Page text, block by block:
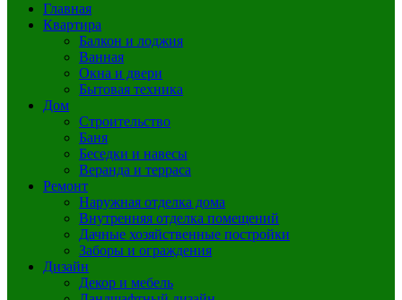
Главная
Квартира
Балкон и лоджия
Ванная
Окна и двери
Бытовая техника
Дом
Строительство
Баня
Беседки и навесы
Веранда и терраса
Ремонт
Наружная отделка дома
Внутренняя отделка помещений
Дачные хозяйственные постройки
Заборы и ограждения
Дизайн
Декор и мебель